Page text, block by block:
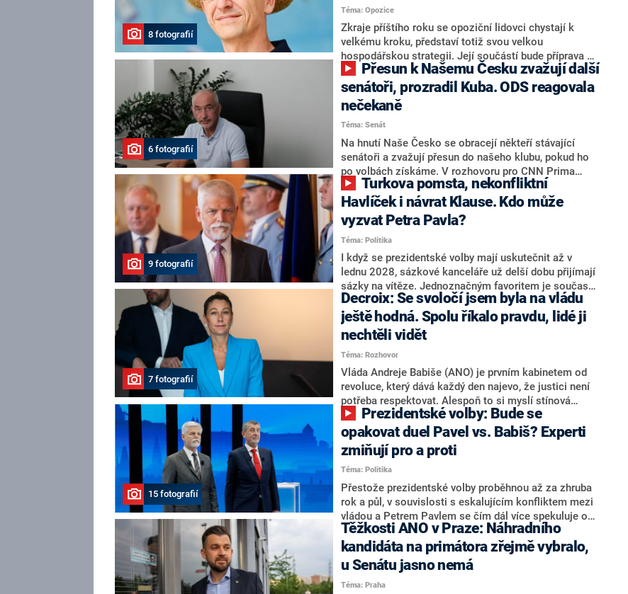
8 fotografií
Téma: Opozice
Zkraje příštího roku se opoziční lidovci chystají k
velkému kroku, představí totiž svou velkou
hospodářskou strategii. Její součástí bude příprava na
stárnutí populace, řekl ve středu na setkání s novináři
nový předseda lidovců Jan Grolich. Ten zároveň v
senátních volbách kandiduje ve Vyškově. Popsal i
aktivitu opozice, o níž vládní strany nebo političtí
komentátoři mluví jako o slabé a v defenzivě. „Je to
úmorná práce upozorňovat na chyby vlády. Ministři s
námi navíc nechodí do debat. Chceme ale ukazovat
svoje témata,“ odpověděl Grolich na dotaz CNN Prima
NEWS.
6 fotografií
senátoři, prozradil Kuba. ODS reagovala
nečekaně
Téma: Senát
Na hnutí Naše Česko se obracejí někteří stávající
senátoři a zvažují přesun do našeho klubu, pokud ho
po volbách získáme. V rozhovoru pro CNN Prima
NEWS to řekl zakladatel hnutí a jihočeský hejtman
Martin Kuba. Konkrétní nebyl, ale získat by takto mohl
například senátora Zdeňka Hrabu, který je dnes
součástí klubu ODS a TOP 09. Hraba to na dotaz
redakce nevyloučil. Předseda klubu senátorů ODS
Zdeněk Nytra redakci řekl, že počítá s odchodem
některých senátorů z klubu a že Naše Česko není
nepřítel, ale soupeř.
9 fotografií
Havlíček i návrat Klause. Kdo může
vyzvat Petra Pavla?
Téma: Politika
I když se prezidentské volby mají uskutečnit až v
lednu 2028, sázkové kanceláře už delší dobu přijímají
sázky na vítěze. Jednoznačným favoritem je současná
hlava státu Petr Pavel. Daleko za ním pak bookmakeři
zmiňují dva výrazné politiky ANO, tedy premiéra
Andreje Babiše a ministra průmyslu Karla Havlíčka.
Oblíbeným tipem samotných sázkařů je poslanec za
Motoristy Filip Turek. Politolog Jan Kubáček nicméně
o případné kandidatuře kohokoliv ze zmíněné trojice
značně pochybuje. Podle něj současná koalice dosud
nemá osobu, která by Pavlovi mohla konkurovat.
7 fotografií
Decroix: Se svoločí jsem byla na vládu
ještě hodná. Spolu říkalo pravdu, lidé ji
nechtěli vidět
Téma: Rozhovor
Vláda Andreje Babiše (ANO) je prvním kabinetem od
revoluce, který dává každý den najevo, že justici není
potřeba respektovat. Alespoň to si myslí stínová
ministryně spravedlnosti ODS Eva Decroix. V
rozhovoru pro CNN Prima NEWS si nebrala servítky
ohledně politického výkonu svého nástupce Jeronýma
Tejce (za ANO) či vládní zmocněnkyně pro lidská
práva Taťány Malé (ANO). Označením „svoloč“ na
adresu vlády prý byla ještě hodná. Decroix se také
vrátila k volební porážce koalice Spolu či promluvila o
hnutí Naše Česko Martina Kuby.
15 fotografií
opakovat duel Pavel vs. Babiš? Experti
zmiňují pro a proti
Téma: Politika
Přestože prezidentské volby proběhnou až za zhruba
rok a půl, v souvislosti s eskalujícím konfliktem mezi
vládou a Petrem Pavlem se čím dál více spekuluje o
tom, koho by do bitvy o Hrad mohla vyslat současná
koalice. Někteří političtí komentátoři znovu vytahují
jméno premiéra Andreje Babiše (ANO). Jak moc je
pravděpodobné, že se v prezidentských volbách 2028
bude znovu opakovat souboj z roku 2023?
Těžkosti ANO v Praze: Náhradního
kandidáta na primátora zřejmě vybralo,
u Senátu jasno nemá
Téma: Praha